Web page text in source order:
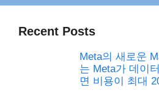
Recent Posts
Meta의 새로운
는 Meta가 데이
면 비용이 최대